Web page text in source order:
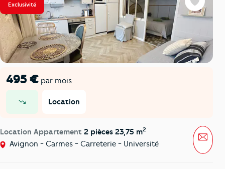
Exclusivité
495 € par mois
Location
Location Appartement 2 pièces 23,75 m2
Avignon - Carmes - Carreterie - Université
Favoris